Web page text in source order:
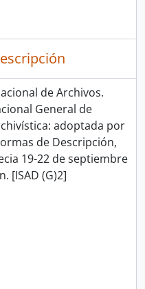
de Archivos.
General de
adoptada por
de Descripción,
19-22 de septiembre
[ISAD (G)2]